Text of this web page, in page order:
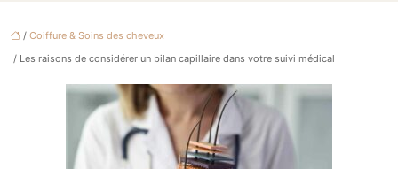
/ Coiffure & Soins des cheveux
/ Les raisons de considérer un bilan capillaire dans votre suivi médical